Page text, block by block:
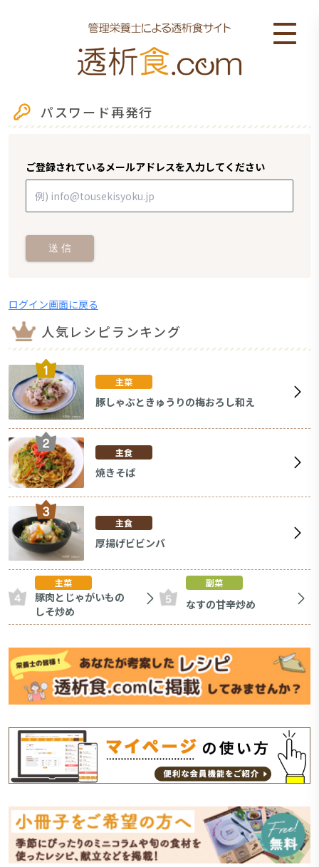
パスワード再発行
ご登録されているメールアドレスを入力してください
送 信
ログイン画面に戻る
人気レシピランキング
主菜
豚しゃぶときゅうりの梅おろし和え
主食
焼きそば
主食
厚揚げビビンバ
主菜
豚肉とじゃがいもの
しそ炒め
副菜
なすの甘辛炒め